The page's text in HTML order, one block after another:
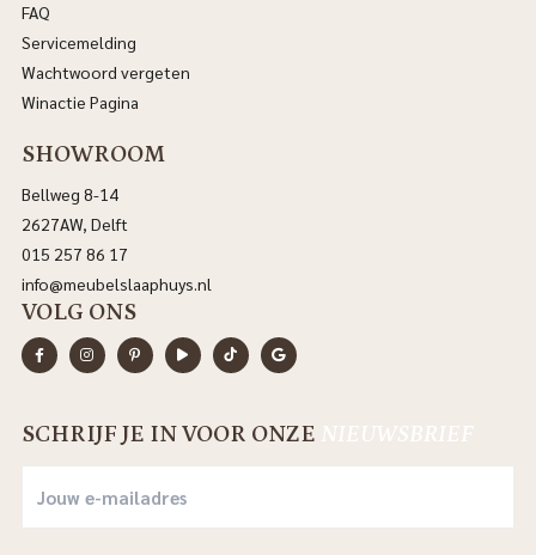
FAQ
Servicemelding
Wachtwoord vergeten
Winactie Pagina
SHOWROOM
Bellweg 8-14
2627AW, Delft
015 257 86 17
info@meubelslaaphuys.nl
VOLG ONS
SCHRIJF JE IN VOOR ONZE NIEUWSBRIEF